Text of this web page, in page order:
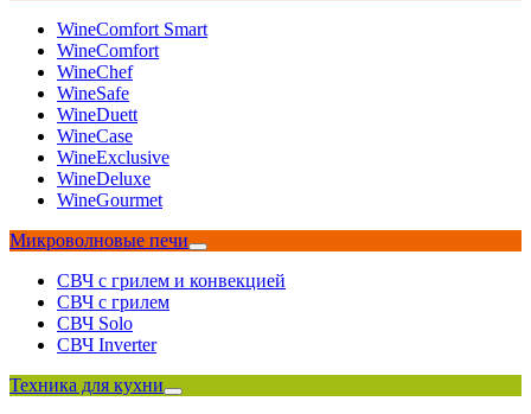
WineComfort Smart
WineComfort
WineChef
WineSafe
WineDuett
WineCase
WineExclusive
WineDeluxe
WineGourmet
Микроволновые печи
СВЧ с грилем и конвекцией
СВЧ с грилем
СВЧ Solo
СВЧ Inverter
Техника для кухни